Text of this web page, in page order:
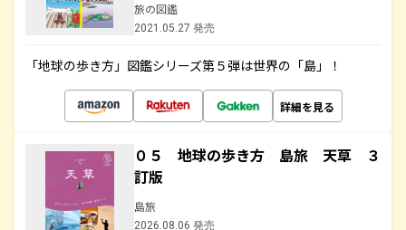
旅の図鑑
2021.05.27 発売
「地球の歩き方」図鑑シリーズ第５弾は世界の「島」！
詳細を見る
０５ 地球の歩き方 島旅 天草 ３
訂版
島旅
2026.08.06 発売